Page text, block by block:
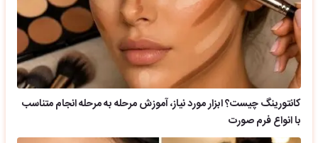
کانتورینگ چیست؟ ابزار مورد نیاز، آموزش مرحله به مرحله انجام متناسب
با انواع فرم صورت